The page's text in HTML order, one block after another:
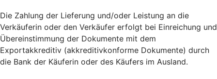
Die Zahlung der Lieferung und/oder Leistung an die
Verkäuferin oder den Verkäufer erfolgt bei Einreichung und
Übereinstimmung der Dokumente mit dem
Exportakkreditiv (akkreditivkonforme Dokumente) durch
die Bank der Käuferin oder des Käufers im Ausland.